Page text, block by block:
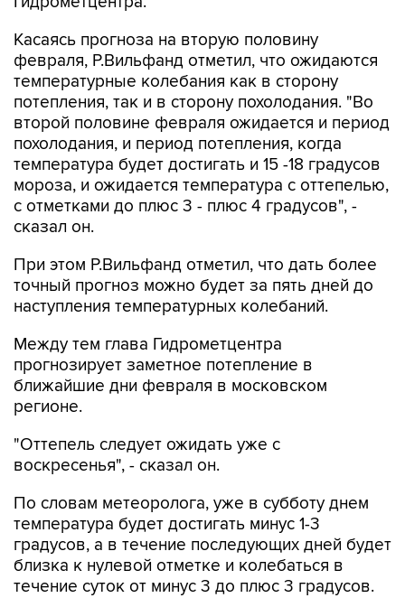
Касаясь прогноза на вторую половину
февраля, Р.Вильфанд отметил, что ожидаются
температурные колебания как в сторону
потепления, так и в сторону похолодания. "Во
второй половине февраля ожидается и период
похолодания, и период потепления, когда
температура будет достигать и 15 -18 градусов
мороза, и ожидается температура с оттепелью,
с отметками до плюс 3 - плюс 4 градусов", -
сказал он.
При этом Р.Вильфанд отметил, что дать более
точный прогноз можно будет за пять дней до
наступления температурных колебаний.
Между тем глава Гидрометцентра
прогнозирует заметное потепление в
ближайшие дни февраля в московском
регионе.
"Оттепель следует ожидать уже с
воскресенья", - сказал он.
По словам метеоролога, уже в субботу днем
температура будет достигать минус 1-3
градусов, а в течение последующих дней будет
близка к нулевой отметке и колебаться в
течение суток от минус 3 до плюс 3 градусов.